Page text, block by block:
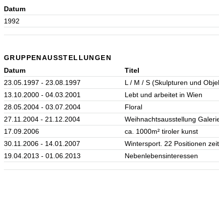
Datum
1992
GRUPPENAUSSTELLUNGEN
Datum
Titel
23.05.1997 - 23.08.1997
L / M / S (Skulpturen und
13.10.2000 - 04.03.2001
Lebt und arbeitet in Wien
28.05.2004 - 03.07.2004
Floral
27.11.2004 - 21.12.2004
Weihnachtsausstellung
17.09.2006
ca. 1000m² tiroler kunst
30.11.2006 - 14.01.2007
Wintersport. 22 Positionen
19.04.2013 - 01.06.2013
Nebenlebensinteressen